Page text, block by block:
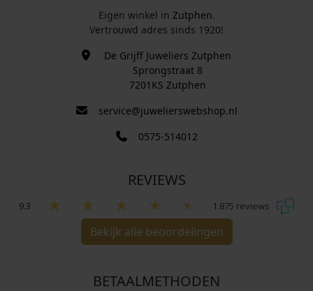
Eigen winkel in Zutphen.
Vertrouwd adres sinds 1920!
De Grijff Juweliers Zutphen
Sprongstraat 8
7201KS Zutphen
service@juwelierswebshop.nl
0575-514012
REVIEWS
9.3 1.875 reviews
Bekijk alle beoordelingen
BETAALMETHODEN